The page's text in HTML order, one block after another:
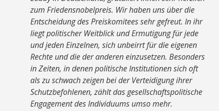
zum Friedensnobelpreis. Wir haben uns über die
Entscheidung des Preiskomitees sehr gefreut. In ihr
liegt politischer Weitblick und Ermutigung für jede
und jeden Einzelnen, sich unbeirrt für die eigenen
Rechte und die der anderen einzusetzen. Besonders
in Zeiten, in denen politische Institutionen sich oft
als zu schwach zeigen bei der Verteidigung ihrer
Schutzbefohlenen, zählt das gesellschaftspolitische
Engagement des Individuums umso mehr.